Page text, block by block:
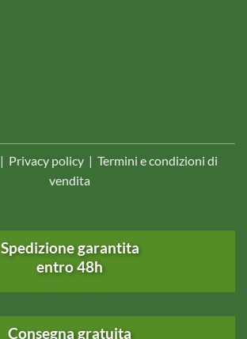
| Privacy policy | Termini e condizioni di
vendita
Spedizione garantita
entro 48h
Consegna gratuita